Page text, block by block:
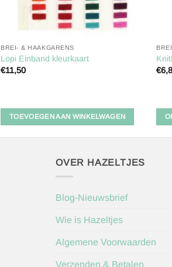
BREI- & HAAKGARENS
Lopi Einband kleurkaart
€11,50
TOEVOEGEN AAN WINKELWAGEN
€
OVER HAZELTJES
Blog-Nieuwsbrief
Wie is Hazeltjes
Algemene Voorwaarden
Verzenden & Betalen